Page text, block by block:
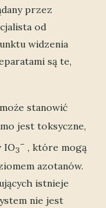
przez
od
widzenia
są te,
może stanowić
jest toksyczne,
IO3
– , które mogą
azotanów.
istnieje
nie jest